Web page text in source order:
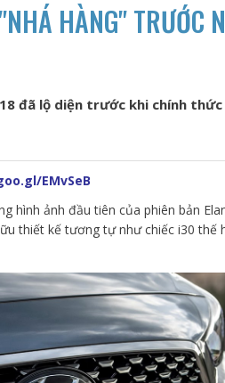
HÀNG" TRƯỚC
đã lộ diện trước khi chính
EMvSeB
hình ảnh đầu tiên của phiên bản
thiết kế tương tự như chiếc i30 thế